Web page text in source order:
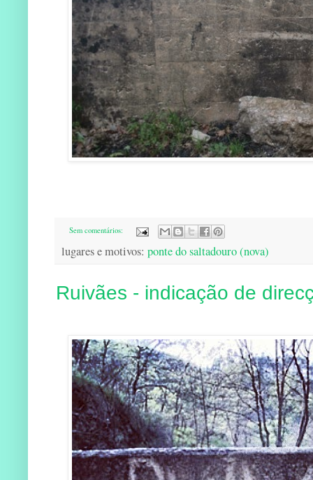
Sem comentários:
lugares e motivos: ponte do saltadouro (nova)
Ruivães - indicação de